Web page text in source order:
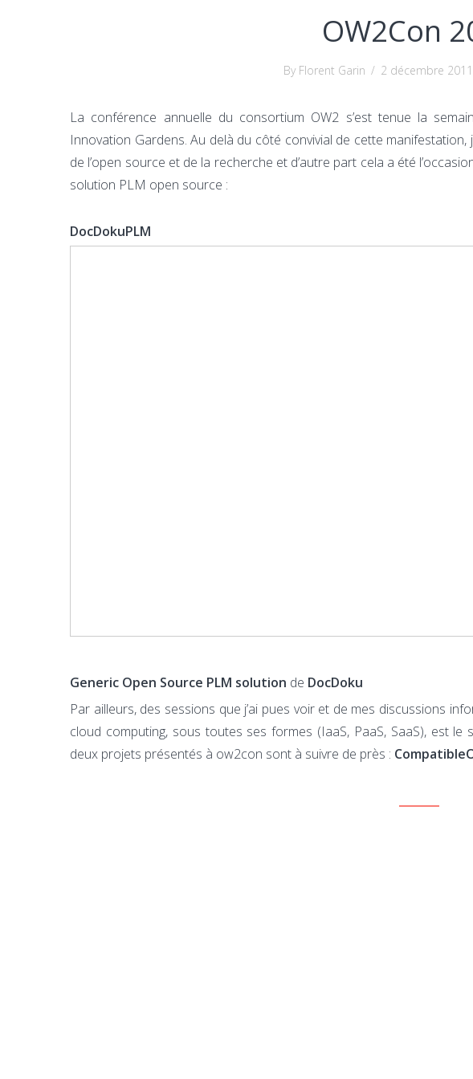
OW2Con
By Florent Garin / 2 décembre 2011
La conférence annuelle du consortium OW2 s’est tenue la
Innovation Gardens. Au delà du côté convivial de cette manifestation,
de l’open source et de la recherche et d’autre part cela a été
solution PLM open source :
DocDokuPLM
Generic Open Source PLM solution de DocDoku
Par ailleurs, des sessions que j’ai pues voir et de mes discussions
cloud computing, sous toutes ses formes (IaaS, PaaS, SaaS), est
deux projets présentés à ow2con sont à suivre de près :